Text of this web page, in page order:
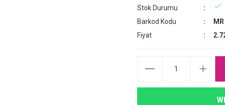
Stok Durumu
Barkod Kodu
Fiyat